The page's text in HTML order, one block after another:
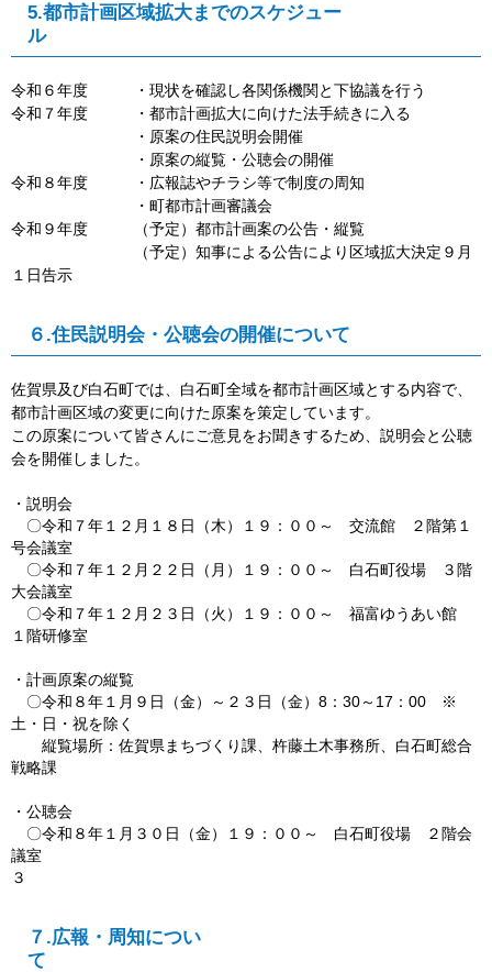
5.都市計画区域拡大までのスケジュー
令和６年度 ・現状を確認し各関係機関と下協議を行う
令和７年度 ・都市計画拡大に向けた法手続きに入る
・原案の住民説明会開催
・原案の縦覧・公聴会の開催
令和８年度 ・広報誌やチラシ等で制度の周知
・町都市計画審議会
令和９年度 （予定）都市計画案の公告・縦覧
（予定）知事による公告により区域拡大決定 ９月
１日告示
６.住民説明会・公聴会の開催について
佐賀県及び白石町では、白石町全域を都市計画区域とする内容で、
都市計画区域の変更に向けた原案を策定しています。
この原案について皆さんにご意見をお聞きするため、説明会と公聴
会を開催しました。
・説明会
〇令和７年１２月１８日（木）１９：００～ 交流館 ２階第１
号会議室
〇令和７年１２月２２日（月）１９：００～ 白石町役場 ３階
大会議室
〇令和７年１２月２３日（火）１９：００～ 福富ゆうあい館
１階研修室
・計画原案の縦覧
〇令和８年１月９日（金）～２３日（金） 8 ： 30～ 17 ： 00 ※
土・日・祝を除く
縦覧場所：佐賀県まちづくり課、杵藤土木事務所、白石町総合
戦略課
・公聴会
〇令和８年１月３０日（金）１９：００～ 白石町役場 ２階会
議室
３
７.広報・周知につい